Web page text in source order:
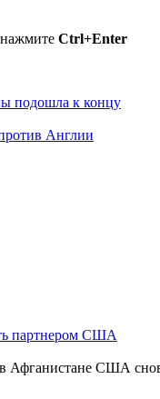
Ctrl+Enter
подошла к концу
Англии
партнером США
Афганистане США